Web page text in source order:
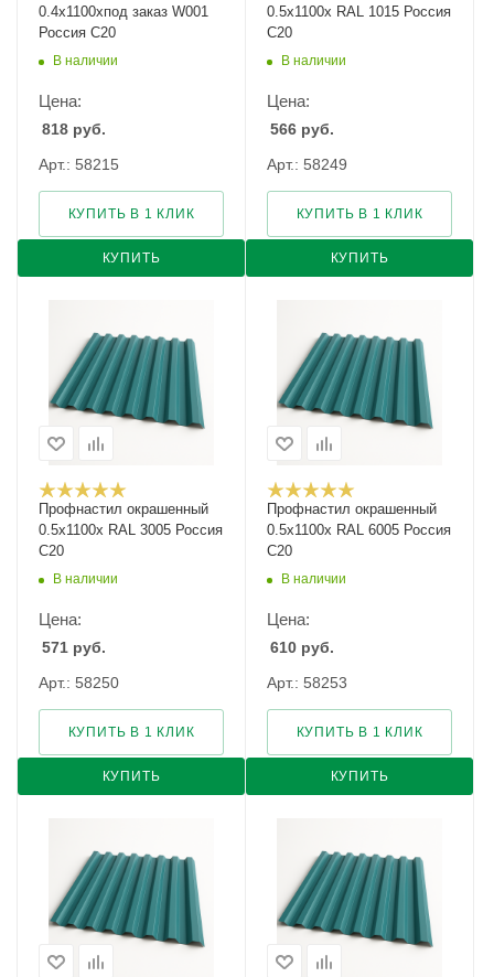
0.4х1100хпод заказ W001
Россия С20
В наличии
Цена:
818 руб.
Арт.: 58215
КУПИТЬ
КУПИТЬ В 1 КЛИК
0.5х1100х RAL 1015 Россия
С20
В наличии
Цена:
566 руб.
Арт.: 58249
КУПИТЬ
КУПИТЬ В 1 КЛИК
Профнастил окрашенный
0.5х1100х RAL 3005 Россия
С20
В наличии
Цена:
571 руб.
Арт.: 58250
КУПИТЬ
КУПИТЬ В 1 КЛИК
Профнастил окрашенный
0.5х1100х RAL 6005 Россия
С20
В наличии
Цена:
610 руб.
Арт.: 58253
КУПИТЬ
КУПИТЬ В 1 КЛИК